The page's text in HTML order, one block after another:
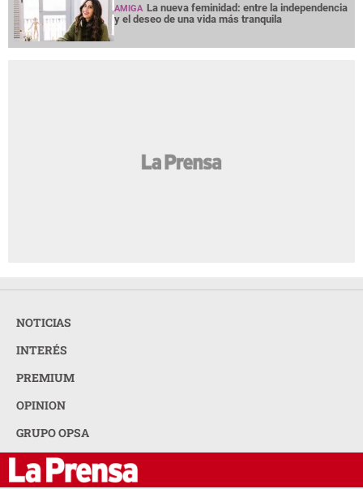
AMIGA La nueva feminidad: entre la independencia
y el deseo de una vida más tranquila
NOTICIAS
INTERÉS
PREMIUM
OPINION
GRUPO OPSA